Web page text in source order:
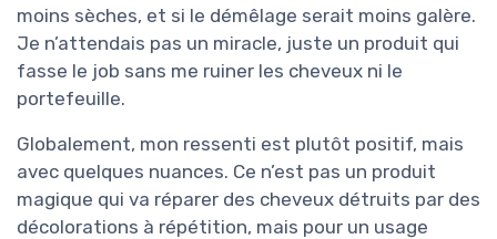
moins sèches, et si le démêlage serait moins galère.
Je n’attendais pas un miracle, juste un produit qui
fasse le job sans me ruiner les cheveux ni le
portefeuille.
Globalement, mon ressenti est plutôt positif, mais
avec quelques nuances. Ce n’est pas un produit
magique qui va réparer des cheveux détruits par des
décolorations à répétition, mais pour un usage